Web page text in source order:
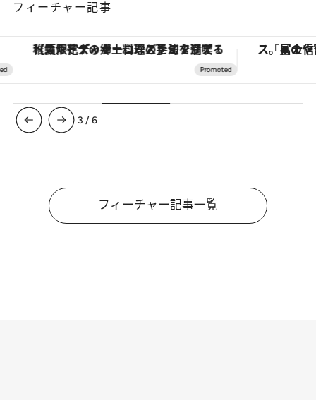
フィーチャー記事
【夏限定ディナーコース】旬を迎える稚鮎や花ズッキーニなどをイタリア・トスカーナの郷土料理の手法で満喫！
3 /6
フィーチャー記事一覧